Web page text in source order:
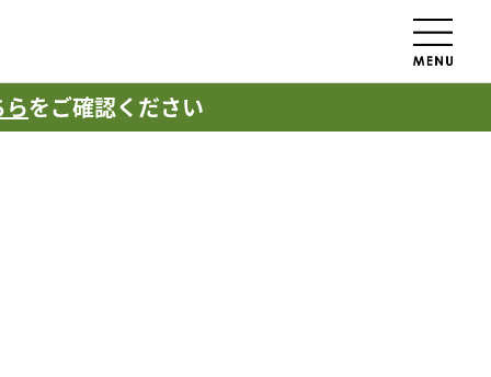
をご確認ください